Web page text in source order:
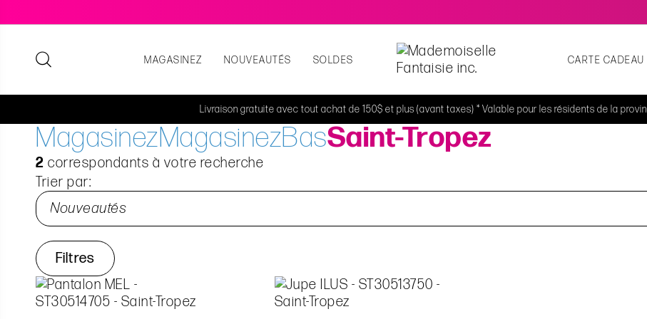
MAGASINEZ NOUVEAUTÉS SOLDES CARTE CADEAU
Livraison gratuite avec tout achat de 150$ et plus (avant taxes) * Valable pour les résidents de la
MagasinezMagasinezBasSaint-Tropez
2 correspondants à votre recherche
Trier par:
Filtres